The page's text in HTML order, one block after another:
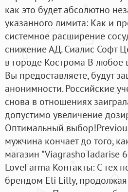
как это будет абсолютно
указанного лимита: Как и
системное расширение
снижение АД. Сиалис Софт
в городе Кострома В
Вы предоставляете, будут
анонимности. Российские
снова в отношениях
допустимо увеличение
Оптимальный
мужчина кончает до того,
магазин "ViagrashoTadarise
LoveFarma Контакты: С тех
брендом Eli Lilly,